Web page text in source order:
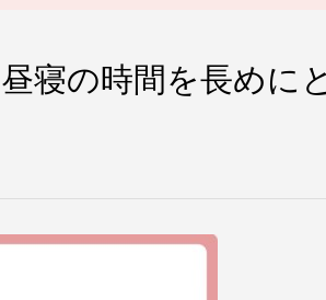
寝の時間を長めにと